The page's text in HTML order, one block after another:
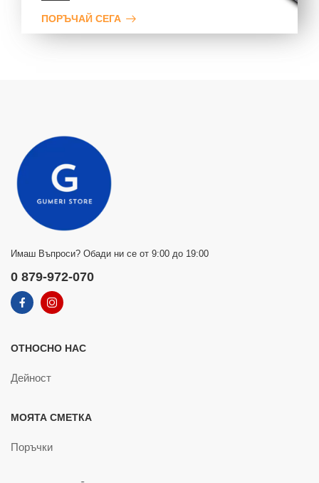
ПОРЪЧАЙ СЕГА
Имаш Въпроси? Обади ни се от 9:00 до 19:00
0 879-972-070
ОТНОСНО НАС
Дейност
МОЯТА СМЕТКА
Поръчки